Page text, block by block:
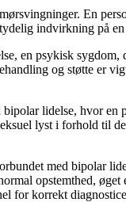
En
indvirkning på
en psykisk
og støtte er
lidelse, hvor
lyst i forhold til
med bipolar
opstemthed,
for korrekt